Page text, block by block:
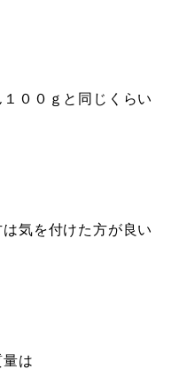
００ｇと同じくらい
気を付けた方が良い
は